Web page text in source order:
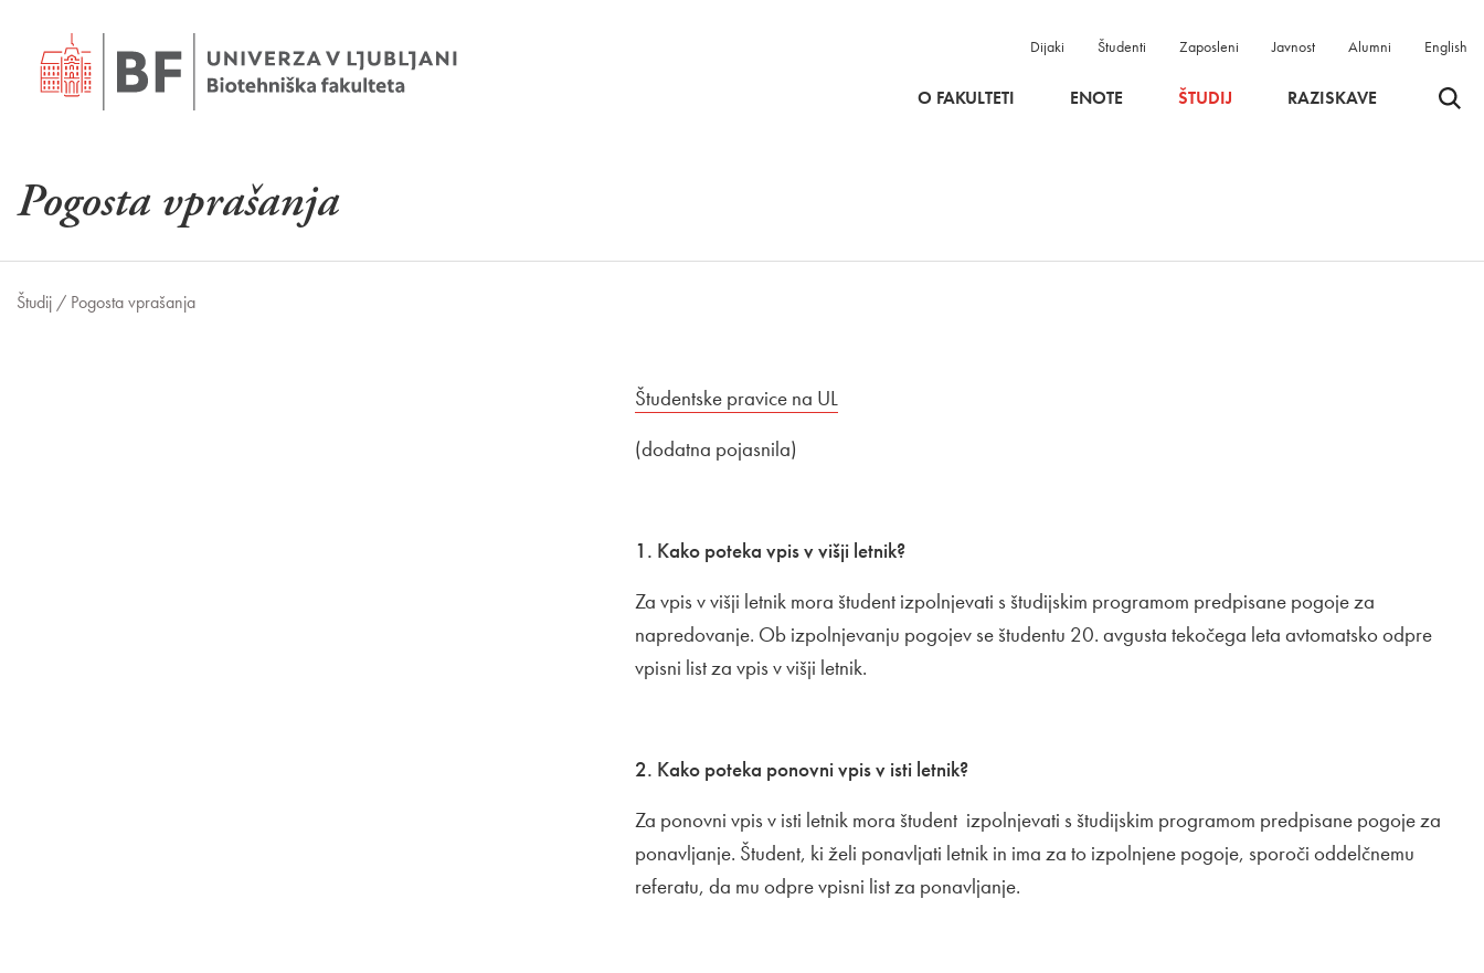
Dijaki Študenti Zaposleni Javnost Alumni English
O FAKULTETI ENOTE ŠTUDIJ RAZISKAVE Odpri
Pogosta vprašanja
Študij / Pogosta vprašanja
Povezava na dokument
Študentske pravice na UL
(dodatna pojasnila)
1. Kako poteka vpis v višji letnik?
Za vpis v višji letnik mora študent izpolnjevati s študijskim programom predpisane pogoje za
napredovanje. Ob izpolnjevanju pogojev se študentu 20. avgusta tekočega leta avtomatsko odpre
vpisni list za vpis v višji letnik.
2. Kako poteka ponovni vpis v isti letnik?
Za ponovni vpis v isti letnik mora študent izpolnjevati s študijskim programom predpisane pogoje za
ponavljanje. Študent, ki želi ponavljati letnik in ima za to izpolnjene pogoje, sporoči oddelčnemu
referatu, da mu odpre vpisni list za ponavljanje.